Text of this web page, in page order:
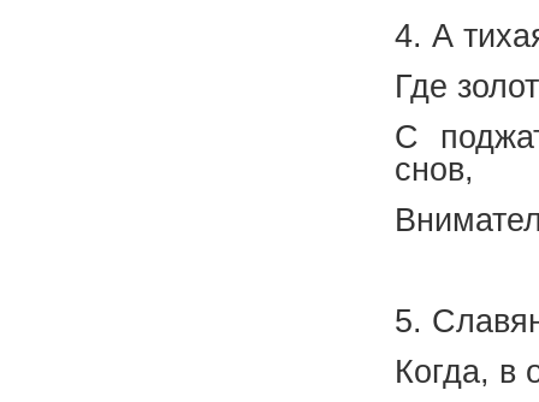
4. А
Где
С
снов,
5.
Когда, в